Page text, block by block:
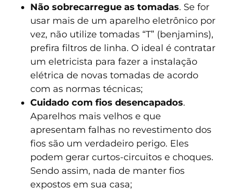
Não sobrecarregue as tomadas. Se for
usar mais de um aparelho eletrônico por
vez, não utilize tomadas “T” (benjamins),
prefira filtros de linha. O ideal é contratar
um eletricista para fazer a instalação
elétrica de novas tomadas de acordo
com as normas técnicas;
Cuidado com fios desencapados.
Aparelhos mais velhos e que
apresentam falhas no revestimento dos
fios são um verdadeiro perigo. Eles
podem gerar curtos-circuitos e choques.
Sendo assim, nada de manter fios
expostos em sua casa;